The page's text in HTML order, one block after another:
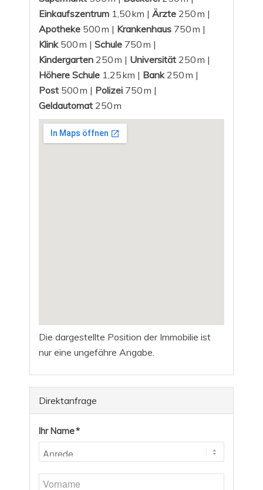
Einkaufszentrum 1,50 km | Ärzte 250 m |
Apotheke 500 m | Krankenhaus 750 m |
Klink500 m | Schule 750 m |
Kindergarten 250 m | Universität 250 m |
Höhere Schule 1,25 km | Bank250 m |
Post 500 m | Polizei 750 m |
Geldautomat 250 m
Die dargestellte Position der Immobilie ist
nur eine ungefähre Angabe.
Direktanfrage
Ihr Name *